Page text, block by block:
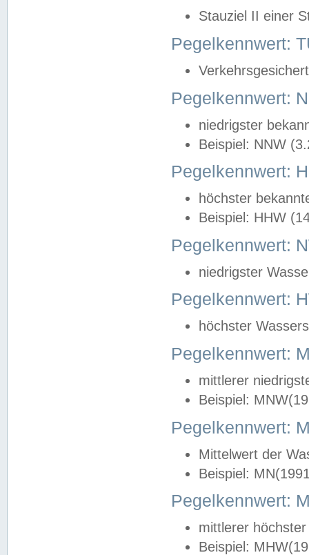
Stauziel II einer
Pegelkennwert:
Pegelkennwert:
niedrigster
Beispiel: NNW
Pegelkennwert:
höchster
Beispiel: HHW
Pegelkennwert:
niedrigster
Pegelkennwert:
höchster
Pegelkennwert:
mittlerer
Beispiel:
Pegelkennwert:
Mittelwert der
Beispiel:
Pegelkennwert:
mittlerer
Beispiel: